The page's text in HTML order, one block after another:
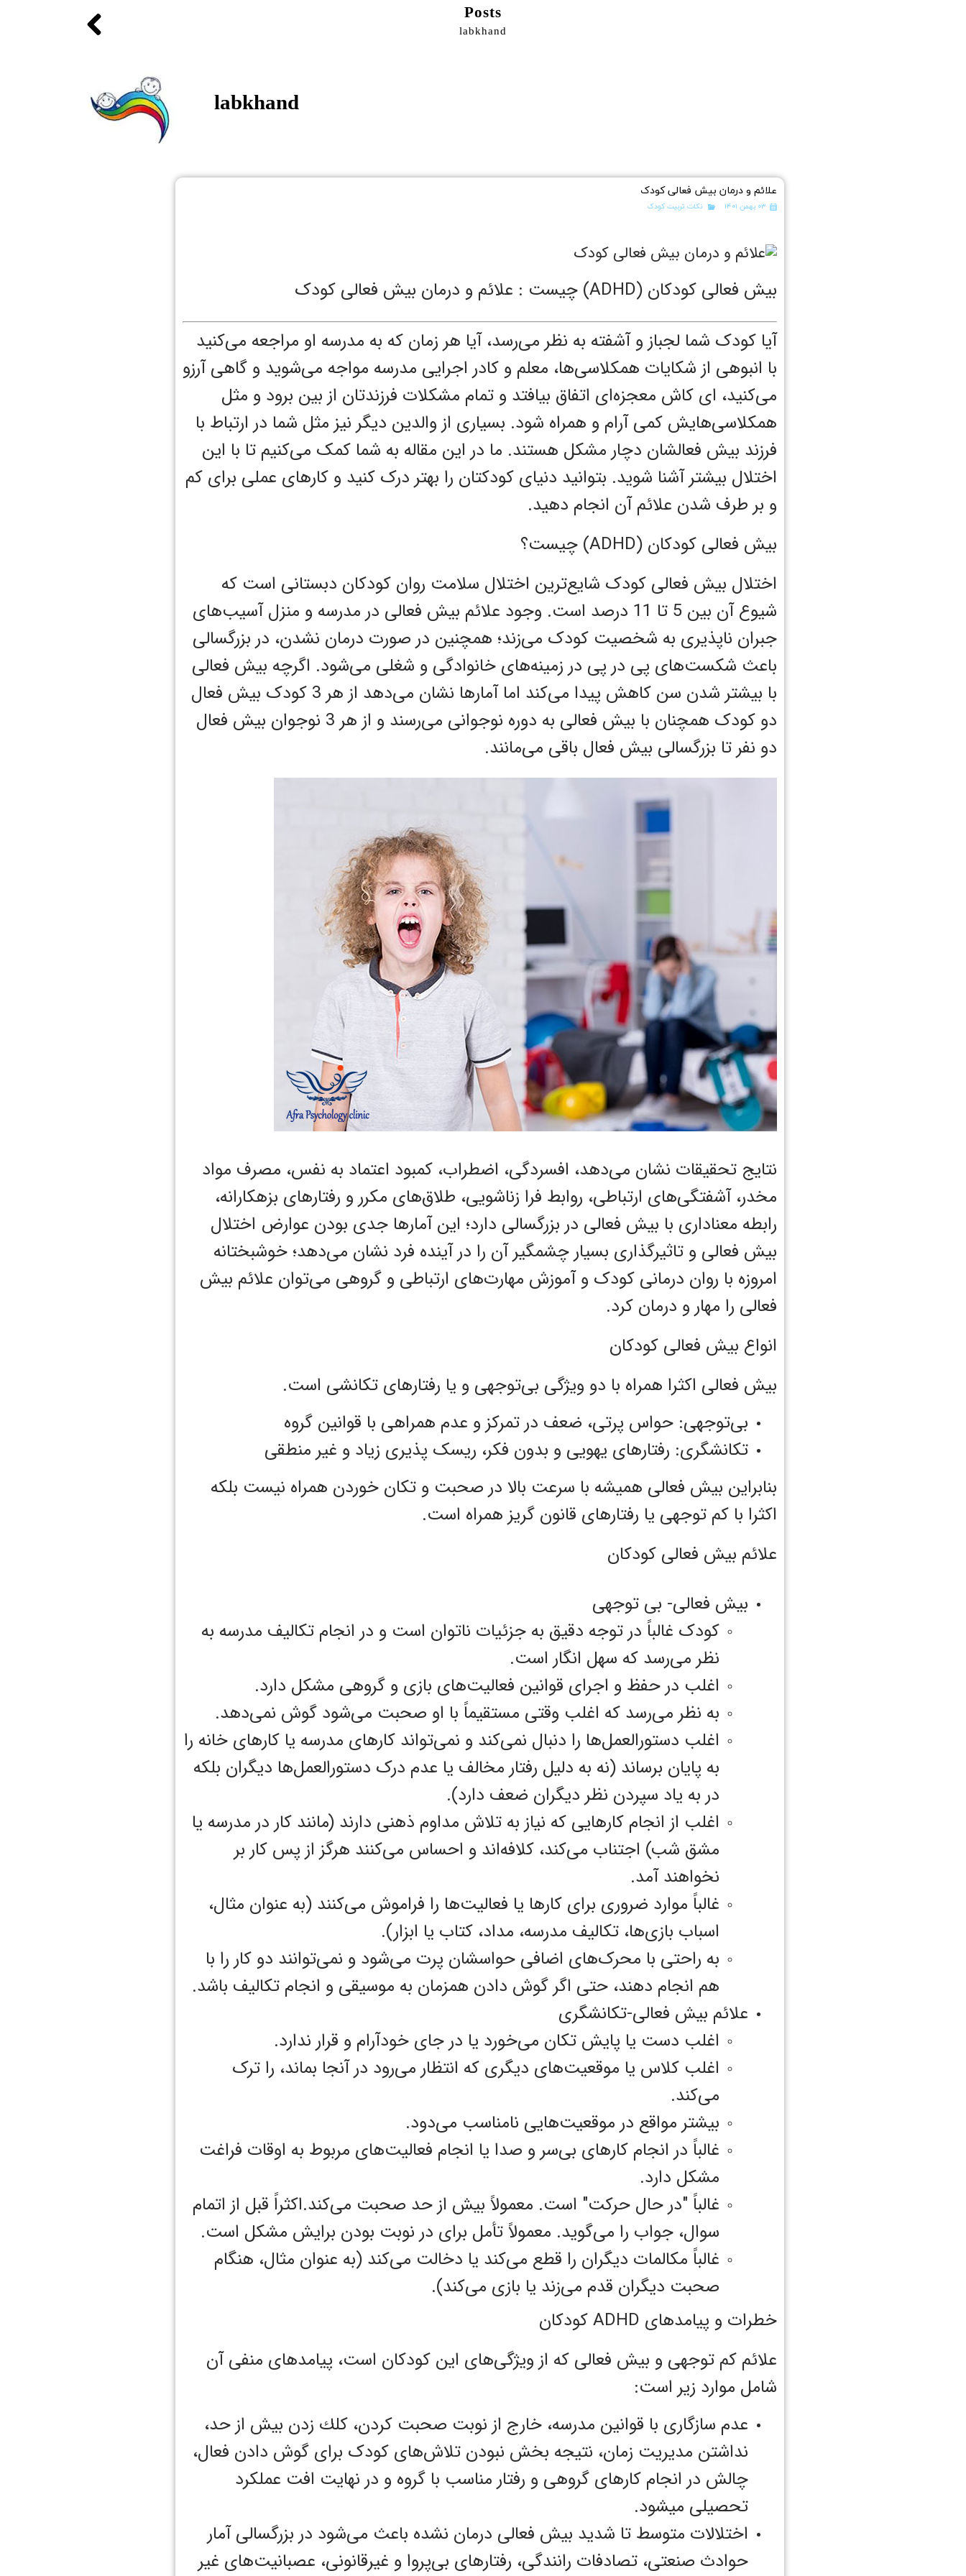
Posts
labkhand
labkhand
علائم و درمان بیش فعالی کودک
۰۳ بهمن ۱۴۰۱ نکات تربیت کودک
بیش فعالی کودکان (ADHD) چیست : علائم و درمان بیش فعالی کودک
آیا کودک شما لجباز و آشفته به نظر می‌رسد، آیا هر زمان که به مدرسه او مراجعه می‌کنید
با انبوهی از شکایات همکلاسی‌ها، معلم و کادر اجرایی مدرسه مواجه می‌شوید و گاهی آرزو
می‌کنید، ای کاش معجزه‌ای اتفاق بیافتد و تمام مشکلات فرزندتان از بین برود و مثل
همکلاسی‌هایش کمی آرام و همراه شود. بسیاری از والدین دیگر نیز مثل شما در ارتباط با
فرزند بیش فعالشان دچار مشکل هستند. ما در این مقاله به شما کمک می‌کنیم تا با این
اختلال بیشتر آشنا شوید. بتوانید دنیای کودکتان را بهتر درک کنید و کارهای عملی برای کم
و بر طرف شدن علائم آن انجام دهید.
بیش فعالی کودکان (ADHD) چیست؟
اختلال بیش فعالی کودک شایع‌ترین اختلال سلامت روان کودکان دبستانی است که
شیوع آن بین 5 تا 11 درصد است. وجود علائم بیش فعالی در مدرسه و منزل آسیب‌های
جبران ناپذیری به شخصیت کودک می‌زند؛ همچنین در صورت درمان نشدن، در بزرگسالی
باعث شکست‌های پی در پی در زمینه‌های خانوادگی و شغلی می‌شود. اگرچه بیش فعالی
با بیشتر شدن سن کاهش پیدا می‌کند اما آمارها نشان می‌دهد از هر 3 کودک بیش فعال
دو کودک همچنان با بیش فعالی به دوره نوجوانی می‌رسند و از هر 3 نوجوان بیش فعال
دو نفر تا بزرگسالی بیش فعال باقی می‌مانند.
نتایج تحقیقات نشان می‌دهد، افسردگی، اضطراب، کمبود اعتماد به نفس، مصرف مواد
مخدر، آشفتگی‌های ارتباطی، روابط فرا زناشویی، طلاق‌های مکرر و رفتارهای بزهکارانه،
رابطه معناداری با بیش فعالی در بزرگسالی دارد؛ این آمارها جدی بودن عوارض اختلال
بیش فعالی و تاثیرگذاری بسیار چشمگیر آن را در آینده فرد نشان می‌دهد؛ خوشبختانه
امروزه با روان درمانی کودک و آموزش مهارت‌های ارتباطی و گروهی می‌توان علائم بیش
فعالی را مهار و درمان کرد.
انواع بیش فعالی کودکان
بیش فعالی اکثرا همراه با دو ویژگی بی‌توجهی و یا رفتارهای تکانشی است.
بی‌توجهی: حواس پرتی، ضعف در تمرکز و عدم همراهی با قوانین گروه
تکانشگری: رفتارهای یهویی و بدون فکر، ریسک پذیری زیاد و غیر منطقی
بنابراین بیش فعالی همیشه با سرعت بالا در صحبت و تکان خوردن همراه نیست بلکه
اکثرا با کم توجهی یا رفتارهای قانون گریز همراه است.
علائم بیش فعالی کودکان
بیش فعالی- بی توجهی
کودک غالباً در توجه دقیق به جزئیات ناتوان است و در انجام تکالیف مدرسه به
نظر می‌رسد که سهل انگار است.
اغلب در حفظ و اجرای قوانین فعالیت‌‌‌‌‌‌های بازی و گروهی مشکل دارد.
به نظر می‌رسد که اغلب وقتی مستقیماً با او صحبت می‌شود گوش‌ نمی‌‌دهد.
اغلب دستورالعمل‌‌‌‌‌‌ها را دنبال‌ نمی‌‌کند و‌ نمی‌‌تواند کار‌‌‌‌‌های مدرسه یا کار‌‌‌‌‌های خانه را
به پایان برساند (نه به دلیل رفتار مخالف یا عدم درک دستورالعمل‌‌‌‌‌‌ها دیگران بلکه
در به یاد سپردن نظر دیگران ضعف دارد).
اغلب از انجام کار‌‌‌‌‌هایی که نیاز به تلاش مداوم ذهنی دارند (مانند کار در مدرسه یا
مشق شب) اجتناب می‌کند، کلافه‌اند و احساس می‌کنند هرگز از پس کار بر
نخواهند آمد.
غالباً موارد ضروری برای کار‌‌‌‌‌ها یا فعالیت‌‌‌‌‌ها را فراموش می‌کنند (به عنوان مثال،
اسباب بازی‌‌‌‌‌ها، تکالیف مدرسه، مداد، کتاب یا ابزار).
به راحتی با محرک‌‌‌‌‌های اضافی حواسشان پرت می‌شود و نمی‌توانند دو کار را با
هم انجام دهند، حتی اگر گوش دادن همزمان به موسیقی و انجام تکالیف باشد.
علائم بیش فعالی-تکانشگری
اغلب دست یا پایش تکان می‌خورد یا در جای خودآرام و قرار ندارد.
اغلب کلاس یا موقعیت‌‌‌‌‌‌های دیگری که انتظار می‌رود در آنجا بماند، را ترک
می‌کند.
بیشتر مواقع در موقعیت‌‌‌‌‌‌هایی نامناسب می‌دود.
غالباً در انجام کار‌‌‌‌‌های بی‌سر و صدا یا انجام فعالیت‌‌‌‌‌‌های مربوط به اوقات فراغت
مشکل دارد.
غالباً "در حال حرکت" است. معمولاً بیش از حد صحبت می‌کند.اکثراً قبل از اتمام
سوال، جواب‌‌‌‌‌ را می‌گوید. معمولاً تأمل برای در نوبت بودن برایش مشکل است.
غالباً مکالمات دیگران را قطع می‌کند یا دخالت می‌کند (به عنوان مثال، هنگام
صحبت دیگران قدم می‌زند یا بازی‌‌‌‌‌‌ می‌کند).
خطرات و پیامد‌‌‌‌‌های ADHD کودکان
علائم کم توجهی و بیش فعالی که از ویژگی‌‌‌‌‌‌های این کودکان است، پیامدهای منفی آن
شامل موارد زیر است:
عدم سازگاری با قوانین مدرسه، خارج از نوبت صحبت کردن، كلك زدن بیش از حد،
نداشتن مدیریت زمان، نتیجه بخش نبودن تلاش‌های کودک برای گوش دادن فعال،
چالش در انجام کارهای گروهی و رفتار مناسب با گروه و در نهایت افت عملکرد
تحصیلی میشود.
اختلالات متوسط تا شدید بیش فعالی درمان نشده باعث می‌شود در بزرگسالی آمار
حوادث صنعتی، تصادفات رانندگی، رفتار‌‌‌‌‌های بی‌پروا و غیرقانونی، عصبانیت‌های غیر